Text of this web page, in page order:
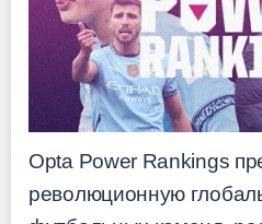
Opta Power Rankings
революционную